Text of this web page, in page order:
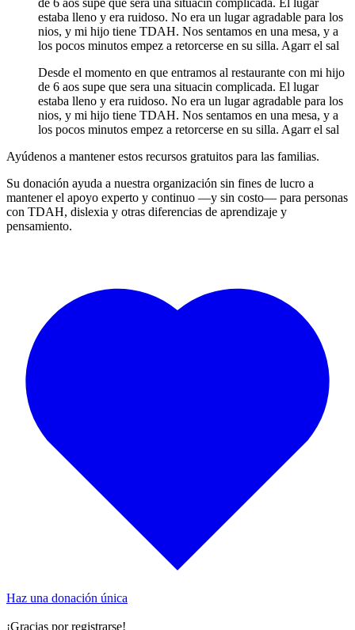
de 6 aos supe que sera una situacin complicada. El lugar
estaba lleno y era ruidoso. No era un lugar agradable para los
nios, y mi hijo tiene TDAH. Nos sentamos en una mesa, y a
los pocos minutos empez a retorcerse en su silla. Agarr el sal
Desde el momento en que entramos al restaurante con mi hijo
de 6 aos supe que sera una situacin complicada. El lugar
estaba lleno y era ruidoso. No era un lugar agradable para los
nios, y mi hijo tiene TDAH. Nos sentamos en una mesa, y a
los pocos minutos empez a retorcerse en su silla. Agarr el sal
Ayúdenos a mantener estos recursos gratuitos para las familias.
Su donación ayuda a nuestra organización sin fines de lucro a
mantener el apoyo experto y continuo —y sin costo— para personas
con TDAH, dislexia y otras diferencias de aprendizaje y
pensamiento.
Haz una donación única
¡Gracias por registrarse!